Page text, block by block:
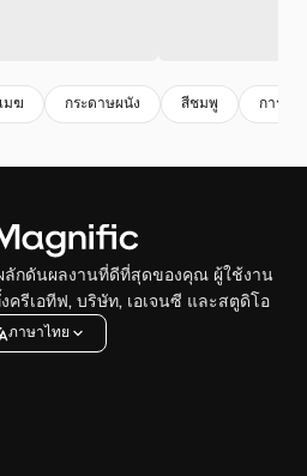
เมฆ กระดาษผนัง สีชมพู การแก
ลักดันผลงานที่ดีที่สุดของคุณ ผู้ใช้งาน
ครีเอทีฟ, บริษัท, เอเจนซี และสตูดิโอ
ภาษาไทย